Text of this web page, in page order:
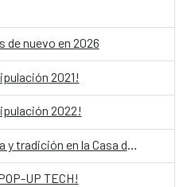
de nuevo en 2026
2021!
2022!
¡OPA YA 2024!: Vanguardia y tradición en la Casa del Bicentenario de las Artes Visuales
UP TECH!